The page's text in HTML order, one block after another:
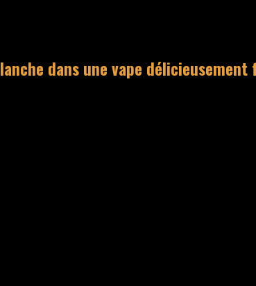
dans une vape